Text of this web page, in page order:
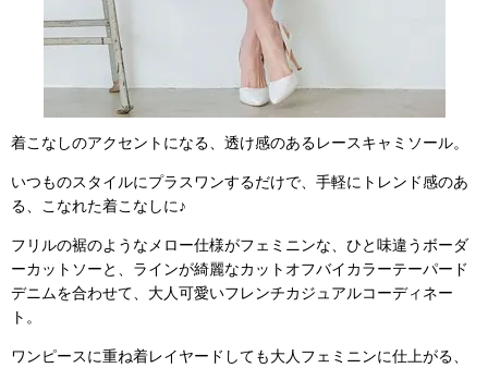
着こなしのアクセントになる、透け感のあるレースキャミソール。
いつものスタイルにプラスワンするだけで、手軽にトレンド感のあ
る、こなれた着こなしに♪
フリルの裾のようなメロー仕様がフェミニンな、ひと味違うボーダ
ーカットソーと、ラインが綺麗なカットオフバイカラーテーパード
デニムを合わせて、大人可愛いフレンチカジュアルコーディネー
ト。
ワンピースに重ね着レイヤードしても大人フェミニンに仕上がる、